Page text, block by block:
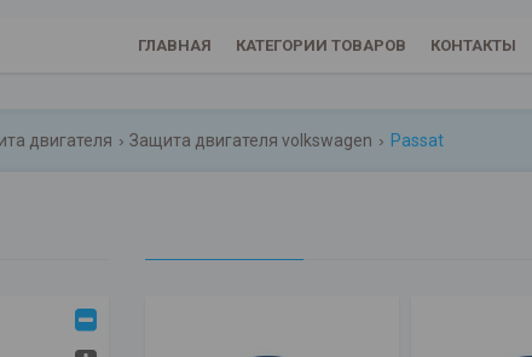
ГЛАВНАЯ КАТЕГОРИИ ТОВАРОВ КОНТАКТЫ
двигателя Защита двигателя volkswagen Passat